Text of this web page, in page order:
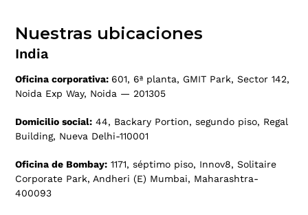
Nuestras ubicaciones
India
Oficina corporativa: 601, 6ª planta, GMIT Park, Sector 142,
Noida Exp Way, Noida — 201305
Domicilio social: 44, Backary Portion, segundo piso, Regal
Building, Nueva Delhi-110001
Oficina de Bombay: 1171, séptimo piso, Innov8, Solitaire
Corporate Park, Andheri (E) Mumbai, Maharashtra-
400093